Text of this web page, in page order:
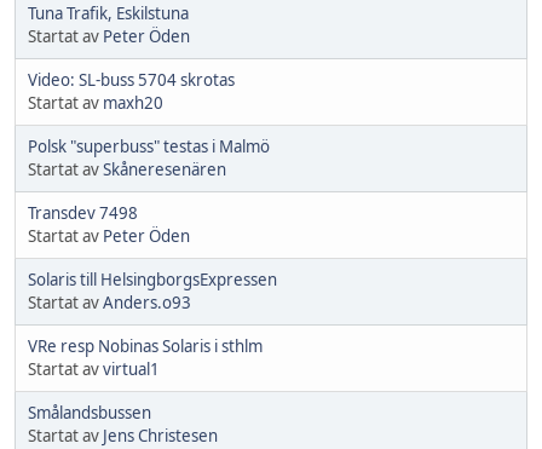
Tuna Trafik, Eskilstuna
Startat av Peter Öden
Video: SL-buss 5704 skrotas
Startat av maxh20
Polsk "superbuss" testas i Malmö
Startat avSkåneresenären
Transdev 7498
Startat av Peter Öden
Solaris till HelsingborgsExpressen
Startat avAnders.o93
VRe resp Nobinas Solaris i sthlm
Startat avvirtual1
Smålandsbussen
Startat av Jens Christesen